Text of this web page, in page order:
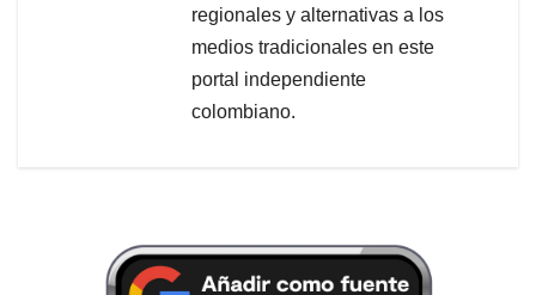
regionales y alternativas a los
medios tradicionales en este
portal independiente
colombiano.